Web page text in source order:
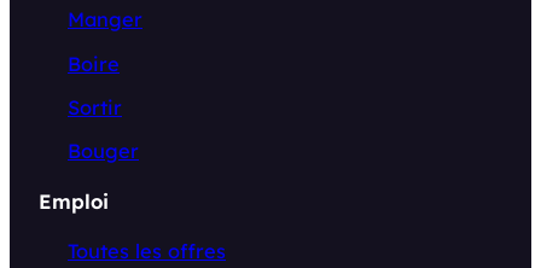
Manger
Boire
Sortir
Bouger
Emploi
Toutes les offres